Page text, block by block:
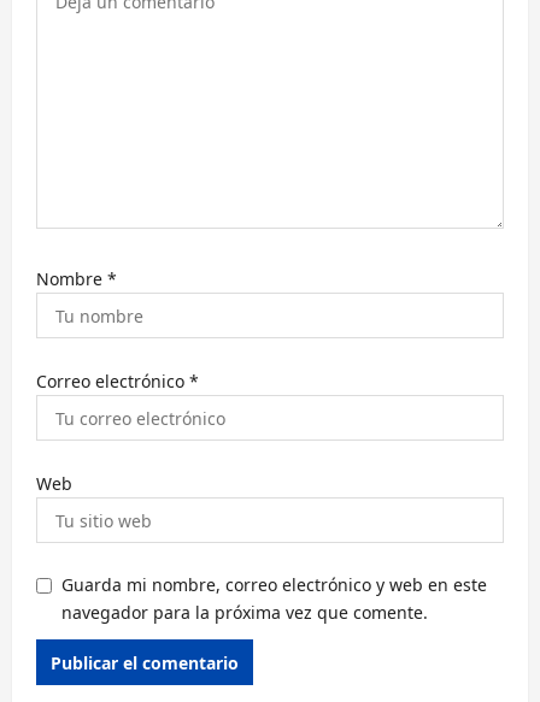
d
a
s
Nombre *
Correo electrónico *
Web
Guarda mi nombre, correo electrónico y web en este
navegador para la próxima vez que comente.